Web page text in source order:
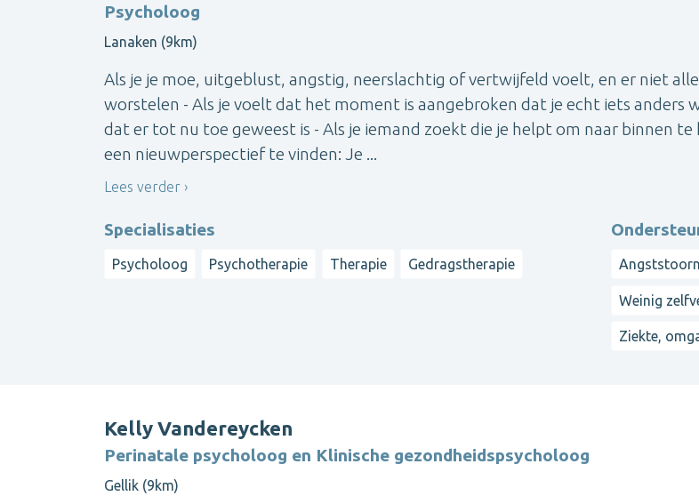
Psycholoog
Lanaken (9km)
Als je je moe, uitgeblust, angstig, neerslachtig of vertwijfeld voelt, en er niet
worstelen - Als je voelt dat het moment is aangebroken dat je echt iets anders
dat er tot nu toe geweest is - Als je iemand zoekt die je helpt om naar binnen te
een nieuwperspectief te vinden: Je ...
Lees verder
Specialisaties
Psycholoog Psychotherapie Therapie Gedragstherapie
Weinig
Ziekte,
Kelly Vandereycken
Perinatale psycholoog en Klinische gezondheidspsycholoog
Gellik (9km)